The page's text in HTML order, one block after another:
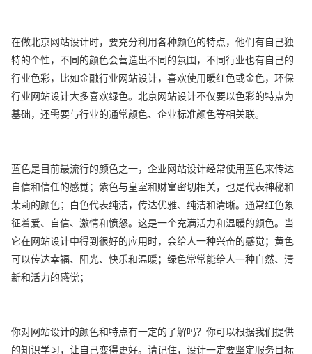
在做北京网站设计时，要充分利用各种颜色的特点，他们有自己独
特的个性，不同的颜色会营造出不同的氛围，不同行业也有自己的
行业色彩，比如金融行业网站设计，喜欢使用暖红色或金色，环保
行业网站设计大多喜欢绿色。北京网站设计不仅要以色彩的特点为
基础，还需要与行业的通常颜色、企业标准颜色等相关联。
蓝色是目前最流行的颜色之一，企业网站设计经常使用蓝色来传达
自信和信任的感觉；紫色与皇室和财富密切相关，也是代表神秘和
茉莉的颜色；白色代表纯洁，传达优雅、纯洁和清晰。通常红色象
征着爱、自信、激情和愤怒。这是一个充满活力和温暖的颜色。当
它在网站设计中得到很好的应用时，会给人一种兴奋的感觉；黄色
可以传达幸福、阳光、快乐和温暖；绿色常常能给人一种自然、清
新和活力的感觉；
你对网站设计的颜色和特点有一定的了解吗？你可以根据我们提供
的知识学习，让自己变得更好。请记住，设计一定要坚定服务目标